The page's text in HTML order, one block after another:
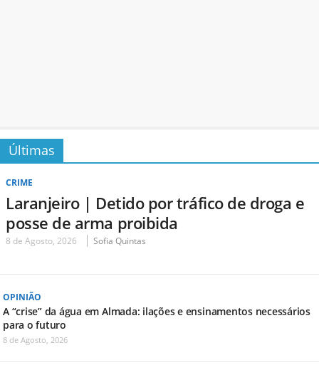
Últimas
CRIME
Laranjeiro | Detido por tráfico de droga e
posse de arma proibida
8 de Agosto, 2026 Sofia Quintas
OPINIÃO
A “crise” da água em Almada: ilações e ensinamentos necessários
para o futuro
8 de Agosto, 2026